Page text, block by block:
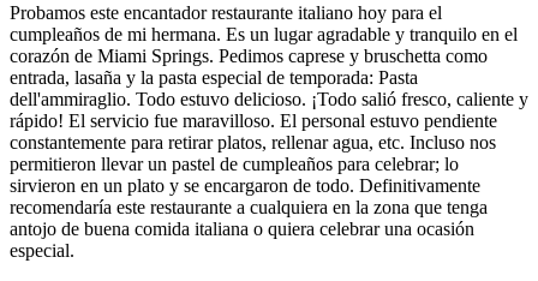
Probamos este encantador restaurante italiano hoy para el
cumpleaños de mi hermana. Es un lugar agradable y tranquilo en el
corazón de Miami Springs. Pedimos caprese y bruschetta como
entrada, lasaña y la pasta especial de temporada: Pasta
dell'ammiraglio. Todo estuvo delicioso. ¡Todo salió fresco, caliente y
rápido! El servicio fue maravilloso. El personal estuvo pendiente
constantemente para retirar platos, rellenar agua, etc. Incluso nos
permitieron llevar un pastel de cumpleaños para celebrar; lo
sirvieron en un plato y se encargaron de todo. Definitivamente
recomendaría este restaurante a cualquiera en la zona que tenga
antojo de buena comida italiana o quiera celebrar una ocasión
especial.